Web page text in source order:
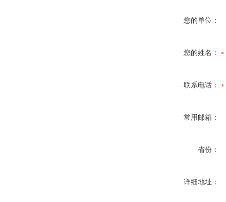
您的单位：
您的姓名：
联系电话：
常用邮箱：
省份：
详细地址：